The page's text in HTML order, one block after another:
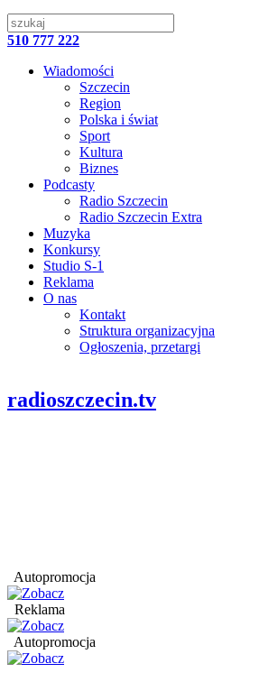
510 777 222
Wiadomości
Szczecin
Region
Polska i świat
Sport
Kultura
Biznes
Podcasty
Radio Szczecin
Radio Szczecin Extra
Muzyka
Konkursy
Studio S-1
Reklama
O nas
Kontakt
Struktura organizacyjna
Ogłoszenia, przetargi
radioszczecin.tv
Autopromocja
Reklama
Autopromocja